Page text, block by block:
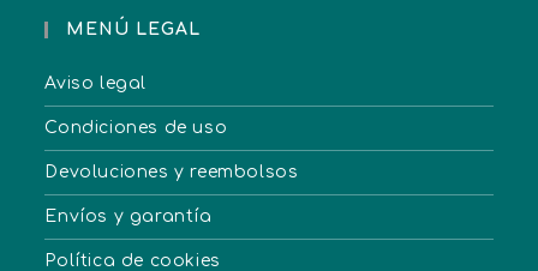
MENÚ LEGAL
Aviso legal
Condiciones de uso
Devoluciones y reembolsos
Envíos y garantía
Política de cookies